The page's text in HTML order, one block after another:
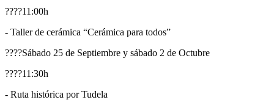
????11:00h
- Taller de cerámica “Cerámica para todos”
????Sábado 25 de Septiembre y sábado 2 de Octubre
????11:30h
- Ruta histórica por Tudela